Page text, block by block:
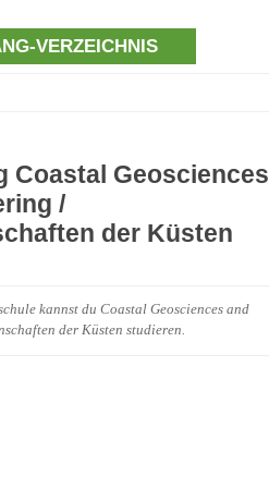
VERZEICHNIS
Coastal Geosciences
/
der Küsten
kannst du Coastal Geosciences and
der Küsten studieren.